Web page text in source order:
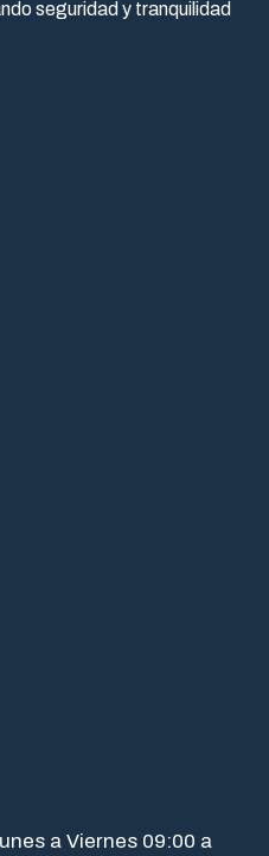
seguridad y tranquilidad
a Viernes 09:00 a